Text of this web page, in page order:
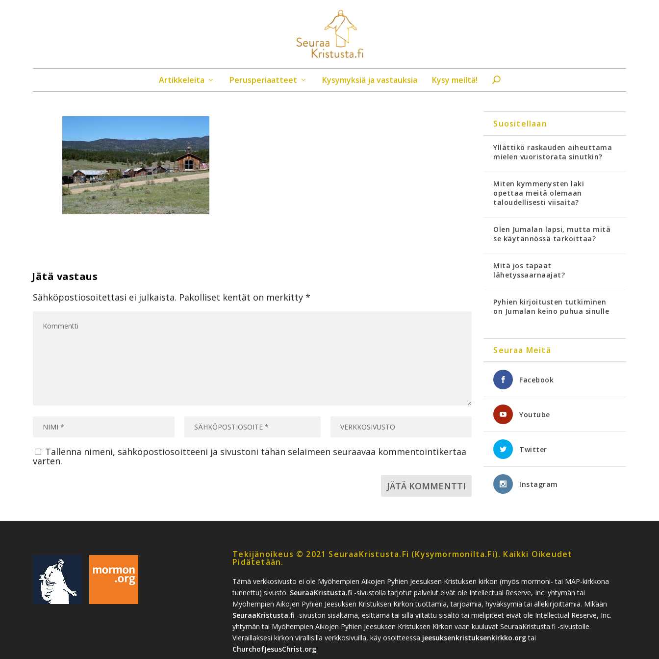
Artikkeleita Perusperiaatteet Kysymyksiä ja vastauksia Kysy meiltä!
Sähköpostiosoitettasi ei julkaista. Pakolliset kentät on merkitty*
Tallenna nimeni, sähköpostiosoitteeni ja sivustoni tähän selaimeen seuraavaa kommentointikertaa
varten.
Suositellaan
Yllättikö raskauden aiheuttama
mielen vuoristorata sinutkin?
Miten kymmenysten laki
opettaa meitä olemaan
taloudellisesti viisaita?
Olen Jumalan lapsi, mutta mitä
se käytännössä tarkoittaa?
Mitä jos tapaat
lähetyssaarnaajat?
Pyhien kirjoitusten tutkiminen
on Jumalan keino puhua sinulle
Seuraa Meitä
Facebook
Youtube
Twitter
Instagram
Tekijänoikeus © 2021 SeuraaKristusta.fi (kysymormonilta.fi). Kaikki Oikeudet
Pidätetään.
Tämä verkkosivusto ei ole Myöhempien Aikojen Pyhien Jeesuksen Kristuksen kirkon (myös mormoni- tai MAP-kirkkona
tunnettu) sivusto. SeuraaKristusta.fi -sivustolla tarjotut palvelut eivät ole Intellectual Reserve, Inc. yhtymän tai
Myöhempien Aikojen Pyhien Jeesuksen Kristuksen Kirkon tuottamia, tarjoamia, hyväksymiä tai allekirjoittamia. Mikään
SeuraaKristusta.fi -sivuston sisältämä, esittämä tai sillä viitattu sisältö tai mielipiteet eivät ole Intellectual Reserve, Inc.
yhtymän tai Myöhempien Aikojen Pyhien Jeesuksen Kristuksen Kirkon vaan kuuluvat SeuraaKristusta.fi -sivustolle.
Vieraillaksesi kirkon virallisilla verkkosivuilla, käy osoitteessa jeesuksenkristuksenkirkko.orgtai
ChurchofJesusChrist.org.